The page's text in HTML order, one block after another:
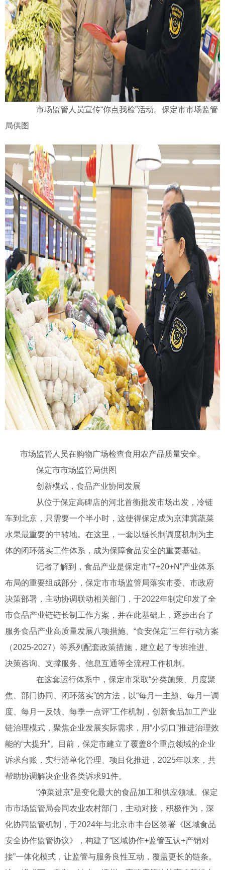
市场监管人员宣传“你点我检”活动。保定市市场监管
局供图
市场监管人员在购物广场检查食用农产品质量安全。
保定市市场监管局供图
创新模式，食品产业协同发展
从位于保定高碑店的河北首衡批发市场出发，冷链
车到北京，只需要一个半小时，这使得保定成为京津冀蔬菜
水果最重要的中转地。在这里，一套以链长制调度机制为主
体的闭环落实工作体系，成为保障食品安全的重要基础。
记者了解到，食品产业是保定市“7+20+N”产业体系
布局的重要组成部分，保定市市场监管局落实市委、市政府
决策部署，主动协调联动相关部门，于2022年制定印发了全
市食品产业链链长制工作方案，并在此基础上，逐步出台了
服务食品产业高质量发展八项措施、“食安保定”三年行动方案
（2025-2027）等系列配套政策措施，建立起了专班推进、
决策咨询、支撑服务、信息互通等全流程工作机制。
在这套运行体系中，保定市采取“分类施策、月度聚
焦、部门协同、闭环落实”的方法，以“每月一主题、每月一调
度、每月一反馈、每季一点评”工作机制，创新食品加工产业
链治理模式，聚焦企业发展实际需求，用“小切口”推进治理效
能的“大提升”。目前，保定市建立了覆盖8个重点领域的企业
诉求台账，实行清单化管理、项目化推进，2025年以来，共
帮助协调解决企业各类诉求91件。
“净菜进京”是变化最大的食品加工和供应领域。保定
市市场监管局会同农业农村部门，主动对接，积极作为，深
化协同监管机制，于2024年与北京市丰台区签署《区域食品
安全协作监管协议》，构建了“区域协作+监管互认+产销对
接”一体化模式，让监管与服务良性互动，覆盖更长的链条。